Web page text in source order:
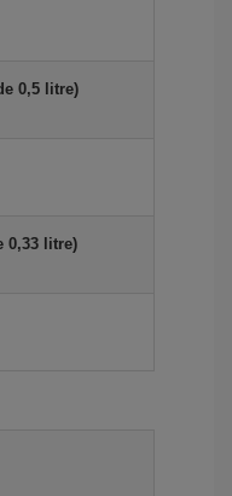
0,5 litre)
0,33 litre)